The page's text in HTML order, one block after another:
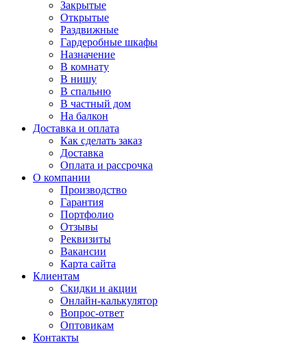
Закрытые
Открытые
Раздвижные
Гардеробные шкафы
Назначение
В комнату
В нишу
В спальню
В частный дом
На балкон
Доставка и оплата
Как сделать заказ
Доставка
Оплата и рассрочка
О компании
Производство
Гарантия
Портфолио
Отзывы
Реквизиты
Вакансии
Карта сайта
Клиентам
Скидки и акции
Онлайн-калькулятор
Вопрос-ответ
Оптовикам
Контакты